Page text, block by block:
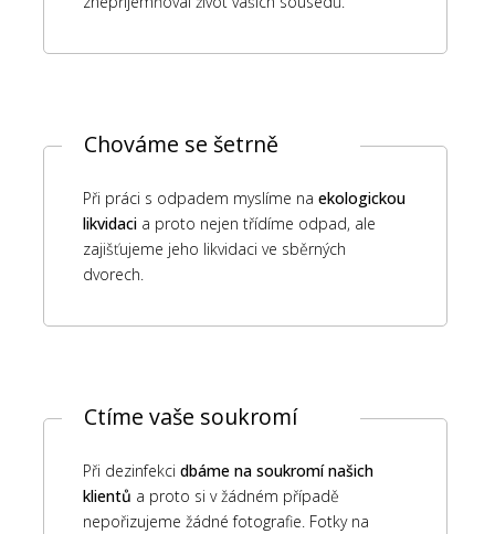
Chováme se šetrně
Při práci s odpadem myslíme na ekologickou
likvidacia proto nejen třídíme odpad, ale
zajišťujeme jeho likvidaci ve sběrných
dvorech.
Ctíme vaše soukromí
Při dezinfekci dbáme na soukromí našich
klientů a proto si v žádném případě
nepořizujeme žádné fotografie. Fotky na